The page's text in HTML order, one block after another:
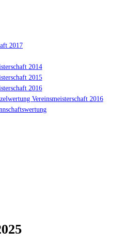
2017
2014
2015
2016
Vereinsmeisterschaft 2016